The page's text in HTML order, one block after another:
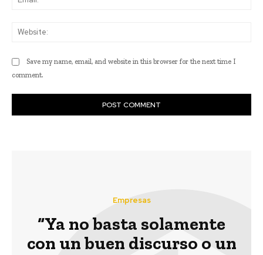
Save my name, email, and website in this browser for the next time I
comment.